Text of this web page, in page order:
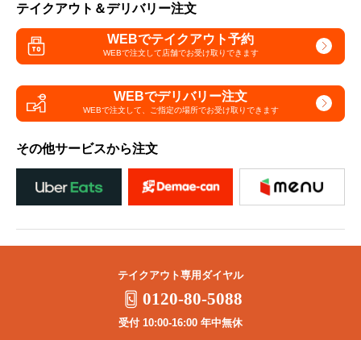
テイクアウト＆デリバリー注文
WEBでテイクアウト予約
WEBで注文して店舗でお受け取りできます
WEBでデリバリー注文
WEBで注文して、 ご指定の場所でお受け取りできます
その他サービスから注文
テイクアウト専用ダイヤル
0120-80-5088
受付 10:00-16:00 年中無休